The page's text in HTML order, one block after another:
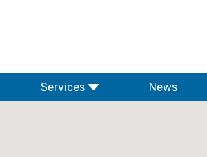
Services News